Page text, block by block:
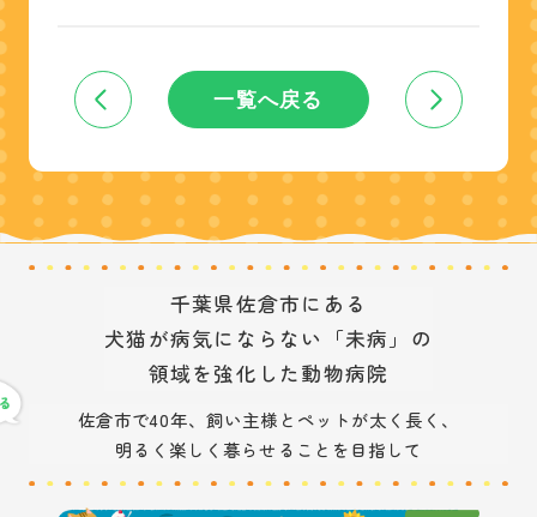
一覧へ戻る
千葉県佐倉市にある
犬猫が病気にならない「未病」の
領域を強化した動物病院
佐倉市で40年、飼い主様とペットが太く長く、
明るく楽しく暮らせることを目指して